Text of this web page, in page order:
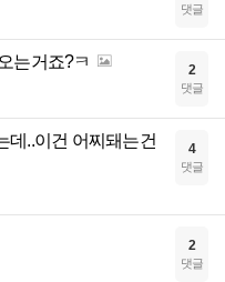
댓글
는거죠?ㅋ 2
댓글
데..이건 어찌돼는건
4
댓글
2
댓글